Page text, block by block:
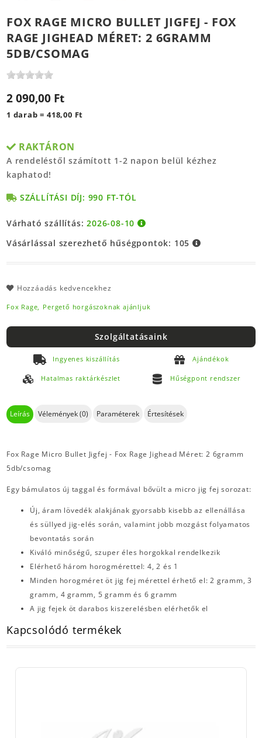
FOX RAGE MICRO BULLET JIGFEJ - FOX
RAGE JIGHEAD MÉRET: 2 6GRAMM
5DB/CSOMAG
2 090,00 Ft
1 darab = 418,00 Ft
RAKTÁRON
A rendeléstől számított 1-2 napon belül kézhez
kaphatod!
SZÁLLÍTÁSI DÍJ: 990 FT-TÓL
Várható szállítás:2026-08-10
Vásárlással szerezhető hűségpontok: 105
Hozzáadás kedvencekhez
Fox Rage, Pergető horgászoknak ajánljuk
Szolgáltatásaink
Ingyenes kiszállítás Ajándékok
Hatalmas raktárkészlet Hűségpont rendszer
Leírás Vélemények (0) Paraméterek Értesítések
Fox Rage Micro Bullet Jigfej - Fox Rage Jighead Méret: 2 6gramm
5db/csomag
Egy bámulatos új taggal és formával bővült a micro jig fej sorozat:
Új, áram lövedék alakjának gyorsabb kisebb az ellenállása
és süllyed jig-elés során, valamint jobb mozgást folyamatos
bevontatás során
Kiváló minőségű, szuper éles horgokkal rendelkezik
Elérhető három horogmérettel: 4, 2 és 1
Minden horogméret öt jig fej mérettel érhető el: 2 gramm, 3
gramm, 4 gramm, 5 gramm és 6 gramm
A jig fejek öt darabos kiszerelésben elérhetők el
Kapcsolódó termékek